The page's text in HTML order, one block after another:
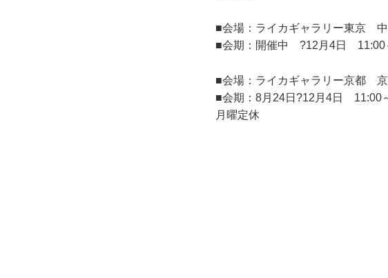
■会場：ライカギャラリー東京
■会期：開催中 ?12月4日
■会場：ライカギャラリー京都
■会期：8月24日?12月4日 11:00
月曜定休